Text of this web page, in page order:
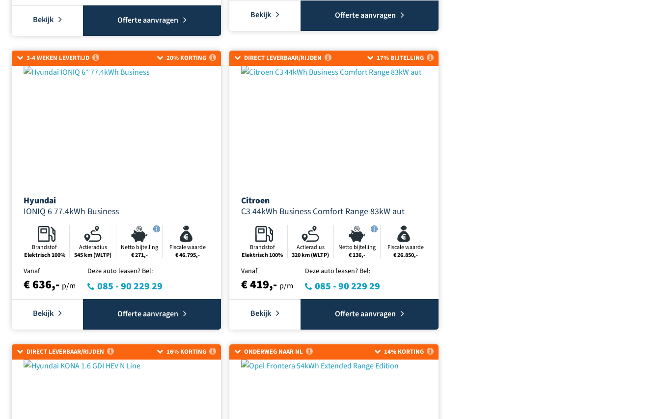
Bekijk Offerte aanvragen Bekijk Offerte aanvragen
3-4 WEKEN LEVERTIJD 20% KORTING
Hyundai
IONIQ 6 77.4kWh Business
Brandstof
Elektrisch 100%
Actieradius
545 km (WLTP)
Netto bijtelling
€ 271,-
Fiscale waarde
€ 46.795,-
Vanaf
€ 636,- p/m
Deze auto leasen? Bel:
085 - 90 229 29
Bekijk Offerte aanvragen
DIRECT LEVERBAAR/RIJDEN 17% BIJTELLING
Citroen
C3 44kWh Business Comfort Range 83kW aut
Brandstof
Elektrisch 100%
Actieradius
320 km (WLTP)
Netto bijtelling
€ 136,-
Fiscale waarde
€ 26.850,-
Vanaf
€ 419,- p/m
Deze auto leasen? Bel:
085 - 90 229 29
Bekijk Offerte aanvragen
DIRECT LEVERBAAR/RIJDEN 16% KORTING ONDERWEG NAAR NL 14% KORTING